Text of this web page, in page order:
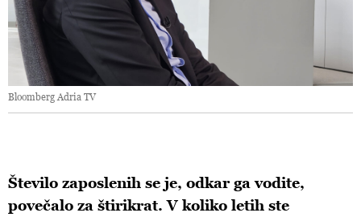
Bloomberg Adria TV
Število zaposlenih se je, odkar ga vodite,
povečalo za štirikrat. V koliko letih ste